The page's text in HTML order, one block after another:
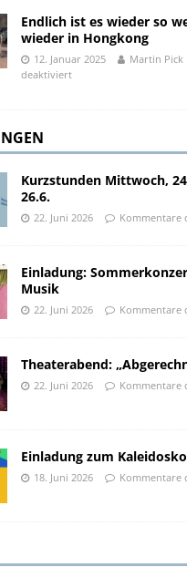
Endlich ist es wieder so
wieder in Hongkong
12. Januar 2025 Martin Pick
deaktiviert
Kurzstunden Mittwoch,
26.6.
22. Juni 2026 Kommentare
Einladung:
Musik
22. Juni 2026 Kommentare
Theaterabend:
22. Juni 2026 Kommentare
Einladung zum
18. Juni 2026 Kommentare